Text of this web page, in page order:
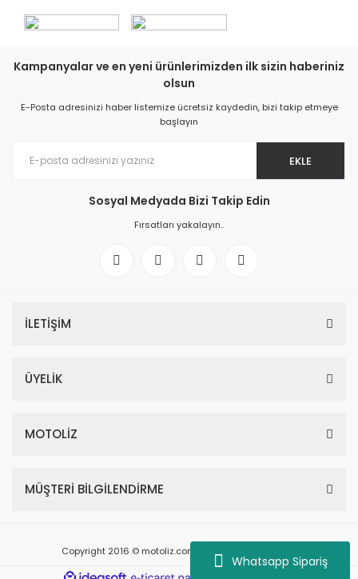
Whatsapp Sipariş
Kampanyalar ve en yeni ürünlerimizden ilk sizin haberiniz
olsun
E-Posta adresinizi haber listemize ücretsiz kaydedin, bizi takip etmeye
başlayın
EKLE
Sosyal Medyada Bizi Takip Edin
Fırsatları yakalayın..
İLETİŞİM
ÜYELİK
MOTOLİZ
MÜŞTERİ BİLGİLENDİRME
Copyright 2016 © motoliz.com - Tüm Hakları Saklıdır.